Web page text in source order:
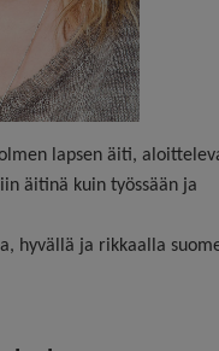
lapsen äiti,
äitinä kuin työssään ja
hyvällä ja rikkaalla